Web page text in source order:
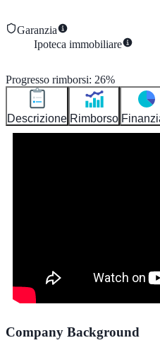
Garanzia
Ipoteca immobiliare
Progresso rimborsi: 26%
Descrizione Rimborso
Company Background